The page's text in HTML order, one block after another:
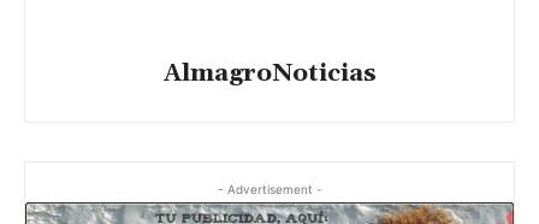
AlmagroNoticias
- Advertisement -